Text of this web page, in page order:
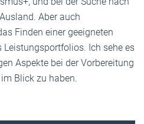
Aber auch
Finden einer geeigneten
Ich sehe es
Aspekte bei der Vorbereitung
Blick zu haben.